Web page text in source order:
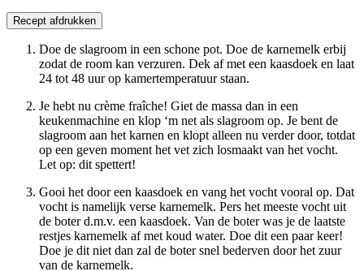
Recept afdrukken
Doe de slagroom in een schone pot. Doe de karnemelk erbij
zodat de room kan verzuren. Dek af met een kaasdoek en laat
24 tot 48 uur op kamertemperatuur staan.
Je hebt nu crème fraîche! Giet de massa dan in een
keukenmachine en klop ‘m net als slagroom op. Je bent de
slagroom aan het karnen en klopt alleen nu verder door, totdat
op een geven moment het vet zich losmaakt van het vocht.
Let op: dit spettert!
Gooi het door een kaasdoek en vang het vocht vooral op. Dat
vocht is namelijk verse karnemelk. Pers het meeste vocht uit
de boter d.m.v. een kaasdoek. Van de boter was je de laatste
restjes karnemelk af met koud water. Doe dit een paar keer!
Doe je dit niet dan zal de boter snel bederven door het zuur
van de karnemelk.